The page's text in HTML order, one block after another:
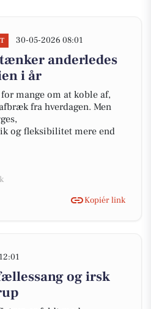
30-05-2026 08:01
anderledes
i år
mange om at koble af,
fra hverdagen. Men
og fleksibilitet mere end
Kopiér link
og irsk